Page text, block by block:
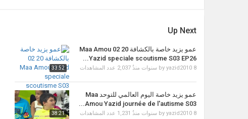
Up Next
33:52
عمو يزيد خاصة بالكشافة 20 02 Maa Amou
Yazid speciale scoutisme S03 EP26...
by yazid2010 8 سنوات منذُ 2,037 عدد المشاهدات
38:21
عمو يزيد خاصة اليوم العالمي للتوحد Maa
Amou Yazid journée de l'autisme S03...
by yazid2010 8 سنوات منذُ 1,231 عدد المشاهدات